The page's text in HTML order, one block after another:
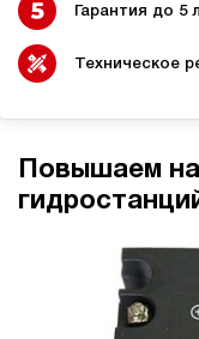
Гидростанции 220
Гидростанции для
Гарантия до 5
Техническое
Повышаем